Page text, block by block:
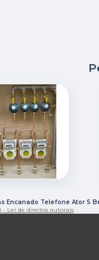
Encanado Telefone Ator S
- Lei de direitos autorais.